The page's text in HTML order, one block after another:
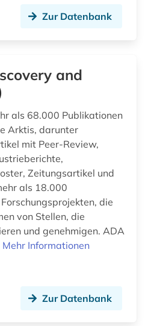
geschützte natur (1)
gesundheitsindikator (2)
Zur Datenbank
and
als 68.000 Publikationen
Arktis, darunter
mit Peer-Review,
Zeitungsartikel und
die
von Stellen, die
und genehmigen. ADA
Mehr Informationen
Zur Datenbank